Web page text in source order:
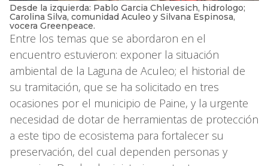
Desde la izquierda: Pablo Garcia Chlevesich, hidrologo;
Carolina Silva, comunidad Aculeo y Silvana Espinosa,
vocera Greenpeace.
Entre los temas que se abordaron en el
encuentro estuvieron: exponer la situación
ambiental de la Laguna de Aculeo; el historial de
su tramitación, que se ha solicitado en tres
ocasiones por el municipio de Paine, y la urgente
necesidad de dotar de herramientas de protección
a este tipo de ecosistema para fortalecer su
preservación, del cual dependen personas y